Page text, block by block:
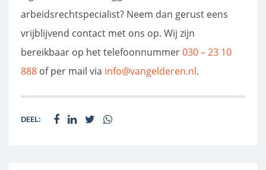
arbeidsrechtspecialist? Neem dan gerust eens
vrijblijvend contact met ons op. Wij zijn
bereikbaar op het telefoonnummer030 – 23 10
888 of per mail via info@vangelderen.nl.
DEEL: